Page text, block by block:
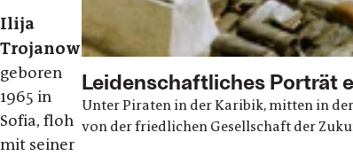
Ilija
Trojanow,
geboren
1965 in
Sofia, floh
mit seiner
Leidenschaftliches Porträt
Unter Piraten in der Karibik, mitten in
von der friedlichen Gesellschaft der